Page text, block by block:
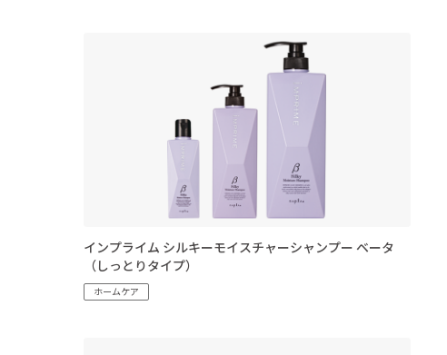
インプライム シルキーモイスチャーシャンプー ベータ
（しっとりタイプ）
ホームケア